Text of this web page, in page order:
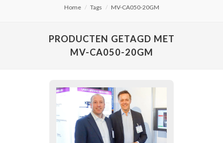
Home Tags MV-CA050-20GM
PRODUCTEN GETAGD MET
MV-CA050-20GM